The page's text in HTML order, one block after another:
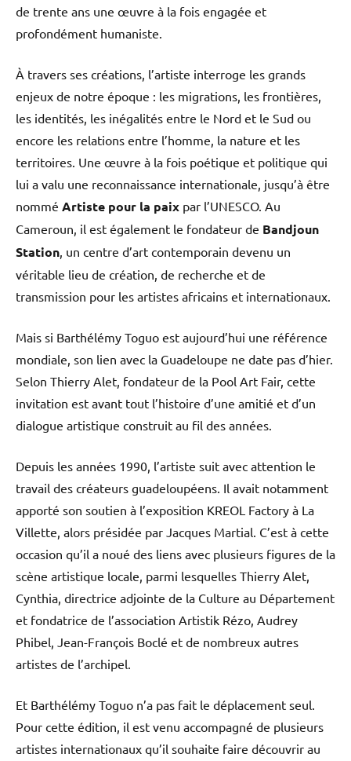
de trente ans une œuvre à la fois engagée et
profondément humaniste.
À travers ses créations, l’artiste interroge les grands
enjeux de notre époque : les migrations, les frontières,
les identités, les inégalités entre le Nord et le Sud ou
encore les relations entre l’homme, la nature et les
territoires. Une œuvre à la fois poétique et politique qui
lui a valu une reconnaissance internationale, jusqu’à être
nommé Artiste pour la paix par l’UNESCO. Au
Cameroun, il est également le fondateur de Bandjoun
Station, un centre d’art contemporain devenu un
véritable lieu de création, de recherche et de
transmission pour les artistes africains et internationaux.
Mais si Barthélémy Toguo est aujourd’hui une référence
mondiale, son lien avec la Guadeloupe ne date pas d’hier.
Selon Thierry Alet, fondateur de la Pool Art Fair, cette
invitation est avant tout l’histoire d’une amitié et d’un
dialogue artistique construit au fil des années.
Depuis les années 1990, l’artiste suit avec attention le
travail des créateurs guadeloupéens. Il avait notamment
apporté son soutien à l’exposition KREOL Factory à La
Villette, alors présidée par Jacques Martial. C’est à cette
occasion qu’il a noué des liens avec plusieurs figures de la
scène artistique locale, parmi lesquelles Thierry Alet,
Cynthia, directrice adjointe de la Culture au Département
et fondatrice de l’association Artistik Rézo, Audrey
Phibel, Jean-François Boclé et de nombreux autres
artistes de l’archipel.
Et Barthélémy Toguo n’a pas fait le déplacement seul.
Pour cette édition, il est venu accompagné de plusieurs
artistes internationaux qu’il souhaite faire découvrir au